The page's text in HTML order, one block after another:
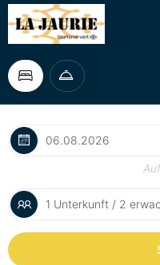
1 Unterkunft / 2